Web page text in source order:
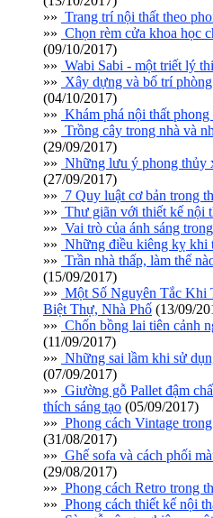
»» Trang trí nội thất theo
»» Chọn rèm cửa khoa học
(09/10/2017)
»» Wabi Sabi - một triết lý
»» Xây dựng và bố trí
(04/10/2017)
»» Khám phá nội thất phong
»» Trồng cây trong nhà và
(29/09/2017)
»» Những lưu ý phong thủy
(27/09/2017)
»» 7 Quy luật cơ bản trong
»» Thư giãn với thiết kế nội
»» Vai trò của ánh sáng
»» Những điều kiêng kỵ khi
»» Trần nhà thấp, làm thế
(15/09/2017)
»» Một Số Nguyên Tắc Khi
Biệt Thự, Nhà Phố (13/09/
»» Chốn bồng lai tiên cảnh
(11/09/2017)
»» Những sai lầm khi sử
(07/09/2017)
»» Giường gỗ Pallet đậm
thích sáng tạo (05/09/2017)
»» Phong cách Vintage
(31/08/2017)
»» Ghế sofa và cách phối
(29/08/2017)
»» Phong cách Retro trong
»» Phong cách thiết kế nội